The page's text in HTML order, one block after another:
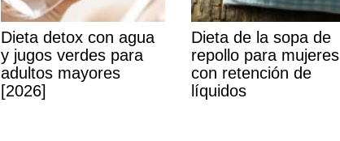
Dieta detox con agua
y jugos verdes para
adultos mayores
[2026]
Dieta de la sopa de
repollo para mujeres
con retención de
líquidos